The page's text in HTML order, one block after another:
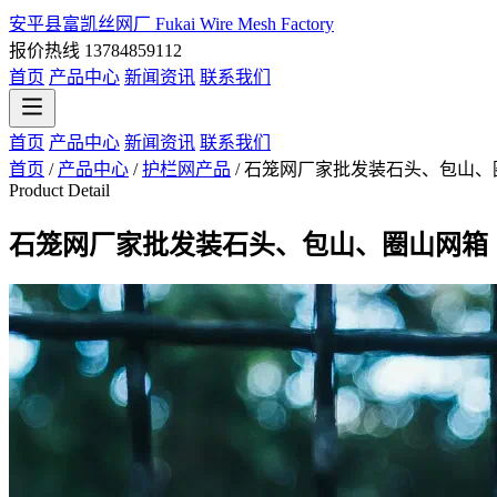
安平县富凯丝网厂 Fukai Wire Mesh Factory
报价热线 13784859112
首页 产品中心 新闻资讯 联系我们
首页 产品中心 新闻资讯 联系我们
首页 / 产品中心 /护栏网产品 /石笼网厂家批发装石头、包山、
Product Detail
石笼网厂家批发装石头、包山、圈山网箱